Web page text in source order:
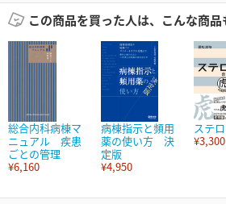
この商品を買った人は、こんな商品
総合内科病棟マ
ニュアル 疾患
ごとの管理
¥6,160
病棟指示と頻用
薬の使い方 決
定版
¥4,950
ステ
¥3,300